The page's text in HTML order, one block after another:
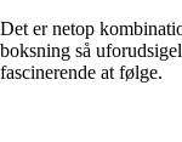
Det er netop
boksning så
fascinerende at følge.